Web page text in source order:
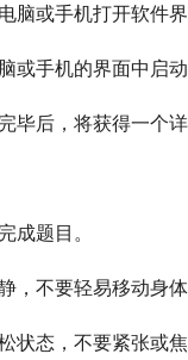
脑或手机打开软件界
或手机的界面中启
毕后，将获得一个
成题目。
，不要轻易移动身体
状态，不要紧张或焦